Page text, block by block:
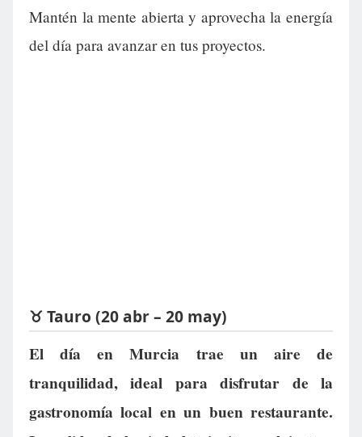
Mantén la mente abierta y aprovecha la energía
del día para avanzar en tus proyectos.
♉ Tauro (20 abr – 20 may)
El día en Murcia trae un aire de
tranquilidad, ideal para disfrutar de la
gastronomía local en un buen restaurante.